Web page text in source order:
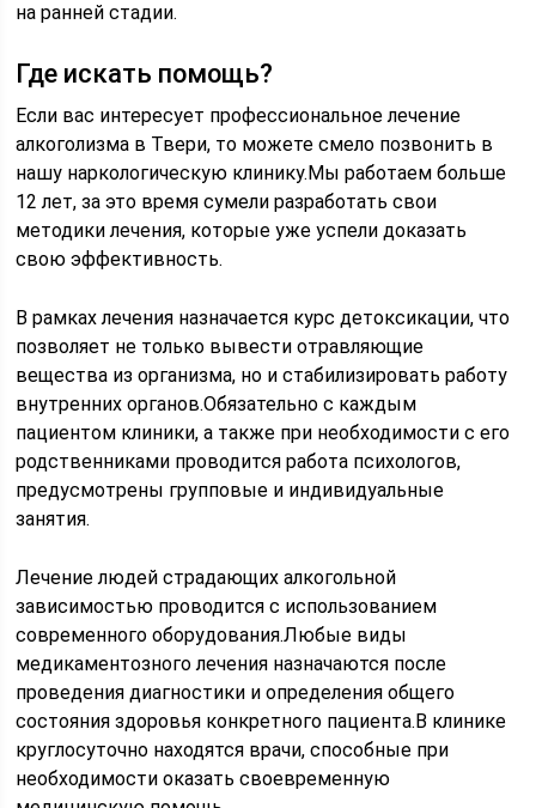
на ранней стадии.
Где искать помощь?
Если вас интересует профессиональное лечение
алкоголизма в Твери, то можете смело позвонить в
нашу наркологическую клинику.Мы работаем больше
12 лет, за это время сумели разработать свои
методики лечения, которые уже успели доказать
свою эффективность.
В рамках лечения назначается курс детоксикации, что
позволяет не только вывести отравляющие
вещества из организма, но и стабилизировать работу
внутренних органов.Обязательно с каждым
пациентом клиники, а также при необходимости с его
родственниками проводится работа психологов,
предусмотрены групповые и индивидуальные
занятия.
Лечение людей страдающих алкогольной
зависимостью проводится с использованием
современного оборудования.Любые виды
медикаментозного лечения назначаются после
проведения диагностики и определения общего
состояния здоровья конкретного пациента.В клинике
круглосуточно находятся врачи, способные при
необходимости оказать своевременную